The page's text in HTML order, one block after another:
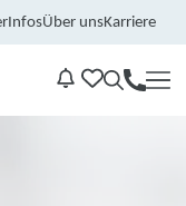
InfosÜber unsKarriere
Kontakt